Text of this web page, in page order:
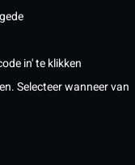
in' te klikken
Selecteer wanneer van